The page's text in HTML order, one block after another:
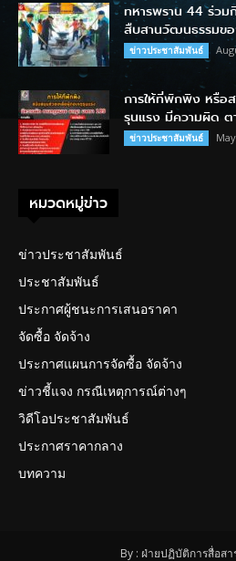
ทหารพราน 44 ร่ว
สืบสานวัฒนธรรมข
ข่าวประชาสัมพันธ์
การให้ที่พักพิง หรือ
รุนแรง มีความผิด ต
ข่าวประชาสัมพันธ์
หมวดหมู่ข่าว
ข่าวประชาสัมพันธ์
ประชาสัมพันธ์
ประกาศผู้ชนะการเสนอราคา
จัดซื้อ จัดจ้าง
ประกาศแผนการจัดซื้อ จัดจ้าง
ข่าวชี้แจง กรณีเหตุการณ์ต่างๆ
วิดีโอประชาสัมพันธ์
ประกาศราคากลาง
บทความ
By : ฝ่ายปฏิบัติการสื่อสา